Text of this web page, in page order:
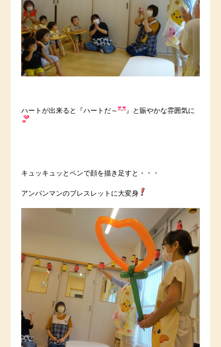
ハートが出来ると『ハートだ～ 』と賑やかな雰囲気に
キュッキュッとペンで顔を描き足すと・・・
アンパンマンのブレスレットに大変身